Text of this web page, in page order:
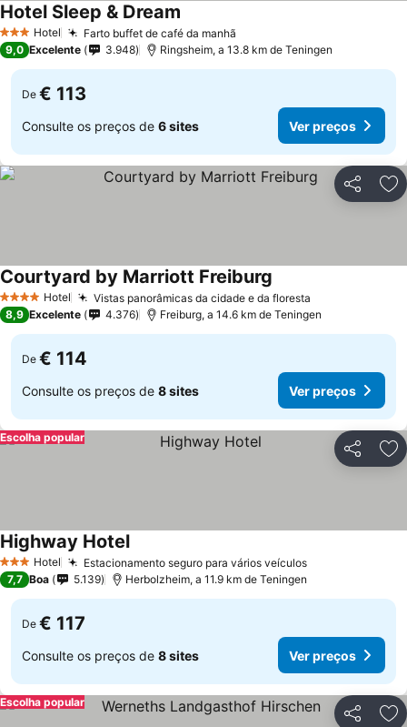
3 EstrelasHotel Farto buffet de café da manhã
Hotel Sleep & Dream
9,0 Excelente 3.948 Ringsheim, a 13.8 km de Teningen
De € 113
Consulte os preços de 6 sites Ver preços
Partilhar
4 EstrelasHotel Vistas panorâmicas da cidade e da floresta
Courtyard by Marriott Freiburg
8,9 Excelente 4.376 Freiburg, a 14.6 km de Teningen
De € 114
Consulte os preços de 8 sites Ver preços
Partilhar
Escolha popular
3 EstrelasHotel Estacionamento seguro para vários veículosVer preços
Highway HotelVer preços
7,7 Boa 5.139 Herbolzheim, a 11.9 km de Teningen
De € 117
Consulte os preços de 8 sites Ver preços
Partilhar
Escolha popular